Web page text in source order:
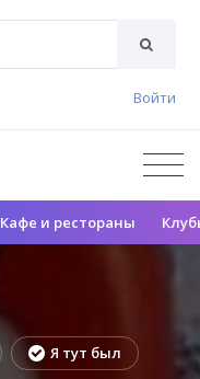
Войти
Кафе и рестораны
Я тут был